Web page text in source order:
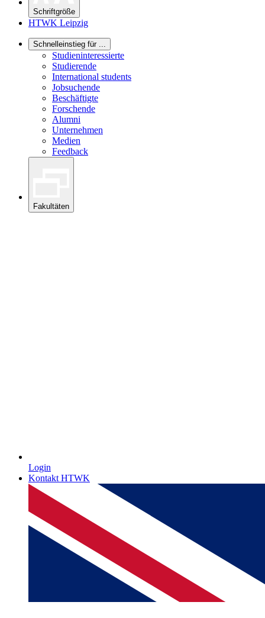
Schriftgröße
HTWK Leipzig
Schnelleinstieg für ...
Studieninteressierte
Studierende
International students
Jobsuchende
Beschäftigte
Forschende
Alumni
Unternehmen
Medien
Feedback
Fakultäten
Login
Kontakt HTWK